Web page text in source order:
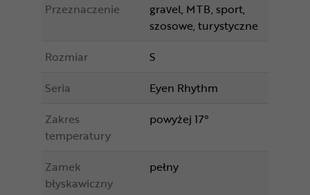
Przeznaczenie
gravel, MTB, sport,
szosowe, turystyczne
Rozmiar
S
Seria
Eyen Rhythm
Zakres
temperatury
powyżej 17°
Zamek
błyskawiczny
pełny